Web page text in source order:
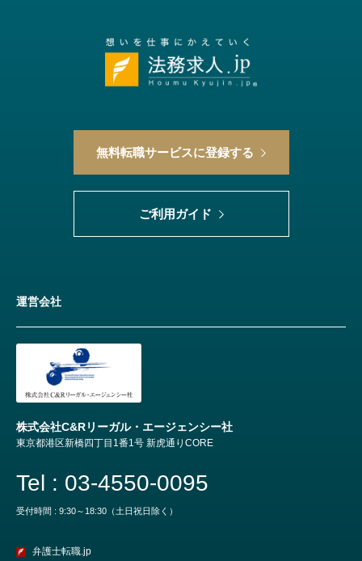
無料転職サービスに登録する
ご利用ガイド
弁護士転職.jp
運営会社
株式会社C&Rリーガル・エージェンシー社
東京都港区新橋四丁目1番1号 新虎通りCORE
Tel : 03-4550-0095
受付時間 : 9:30～18:30（土日祝日除く）